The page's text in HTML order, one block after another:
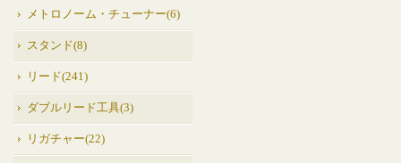
メトロノーム・チューナー(6)
スタンド(8)
リード(241)
ダブルリード工具(3)
リガチャー(22)